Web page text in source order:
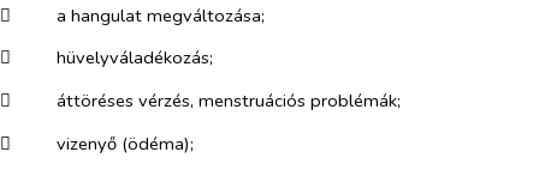
​
a hangulat megváltozása;
​
hüvelyváladékozás;
​
áttöréses vérzés, menstruációs problémák;
​
vizenyő (ödéma);